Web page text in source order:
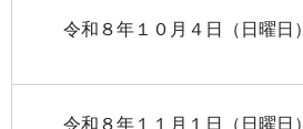
令和８年１０月４日（日曜日）
令和８年１１月１日（日曜日）